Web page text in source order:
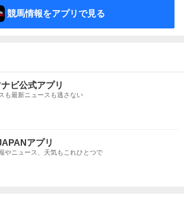
競馬情報をアプリで見る
ビ公式アプリ
も最新ニュースも逃さない
アプリ
やニュース、天気もこれひとつで